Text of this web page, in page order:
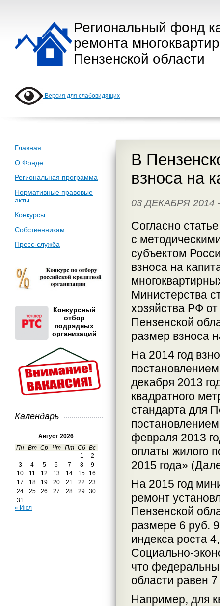
Региональный фонд
ремонта
Пензенской области
Версия для слабовидящих
Главная
О Фонде
Региональная программа
Нормативные правовые
акты
Конкурсы
Собственникам
Пресс-служба
Конкурсный
отбор
подрядных
организаций
Календарь
Август 2026
Пн Вт Ср Чт Пт Сб Вс
1
2
3
4 5 6 7 8
9
10
11 12 13 14 15
16
17
18 19 20 21 22
23
24
25 26 27 28 29
30
31
« Июл
В
взноса на
03 ДЕКАБРЯ
Согласно
с
субъектом
взноса на
Министерства
хозяйства РФ
Пензенской
размер взноса
На 2014 год
декабря 2013
квадратного
стандарта для
февраля 2013
оплаты жилого
2015 года»
На 2015 год
ремонт
Пензенской
размере 6 руб.
индекса роста
Социально-
что
области равен
Например, для